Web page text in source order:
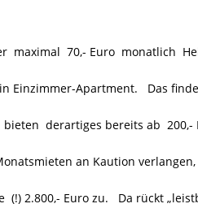
maximal 70,- Euro monatlich
Einzimmer-Apartment. Das
derartiges bereits ab 200,-
an Kaution
(!) 2.800,- Euro zu. Da rückt